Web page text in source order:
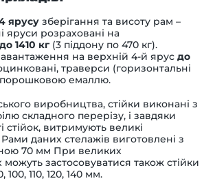
ярусу зберігання та висоту рам –
яруси розраховані на
до 1410 кг (3 піддону по 470 кг).
на верхній 4-й ярус до
траверси (горизонтальні
порошковою емаллю.
виробництва, стійки виконані з
складного перерізу, і завдяки
стійок, витримують великі
даних стелажів виготовлені з
70 мм При великих
застосовуватися також стійки
110, 120, 140 мм.